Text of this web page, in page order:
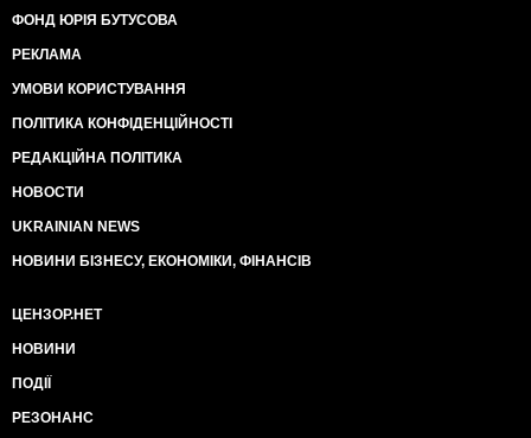
ФОНД ЮРІЯ БУТУСОВА
РЕКЛАМА
УМОВИ КОРИСТУВАННЯ
ПОЛІТИКА КОНФІДЕНЦІЙНОСТІ
РЕДАКЦІЙНА ПОЛІТИКА
НОВОСТИ
UKRAINIAN NEWS
НОВИНИ БІЗНЕСУ, ЕКОНОМІКИ, ФІНАНСІВ
ЦЕНЗОР.НЕТ
НОВИНИ
ПОДІЇ
РЕЗОНАНС